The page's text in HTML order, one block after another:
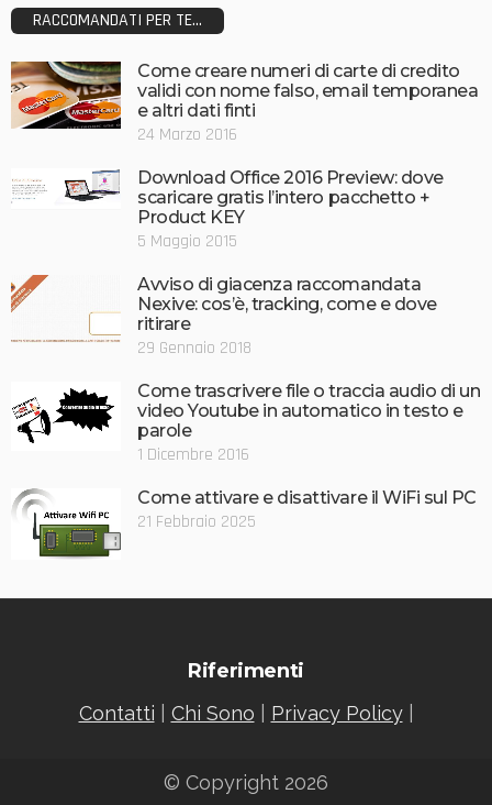
RACCOMANDATI PER TE...
Come creare numeri di carte di credito
validi con nome falso, email temporanea
e altri dati finti
24 Marzo 2016
Download Office 2016 Preview: dove
scaricare gratis l’intero pacchetto +
Product KEY
5 Maggio 2015
Avviso di giacenza raccomandata
Nexive: cos’è, tracking, come e dove
ritirare
29 Gennaio 2018
Come trascrivere file o traccia audio di un
video Youtube in automatico in testo e
parole
1 Dicembre 2016
Come attivare e disattivare il WiFi sul PC
21 Febbraio 2025
Riferimenti
Contatti Chi Sono Privacy Policy|
© Copyright 2026